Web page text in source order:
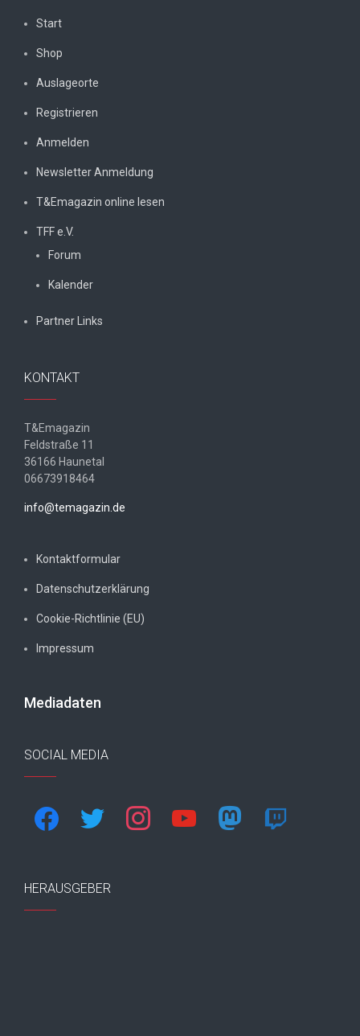
Start
Shop
Auslageorte
Registrieren
Anmelden
Newsletter Anmeldung
T&Emagazin online lesen
TFF e.V.
Forum
Kalender
Partner Links
KONTAKT
T&Emagazin
Feldstraße 11
36166 Haunetal
06673918464
info@temagazin.de
Kontaktformular
Datenschutzerklärung
Cookie-Richtlinie (EU)
Impressum
Mediadaten
SOCIAL MEDIA
facebook twitter instagram youtube mastodon twitch
HERAUSGEBER